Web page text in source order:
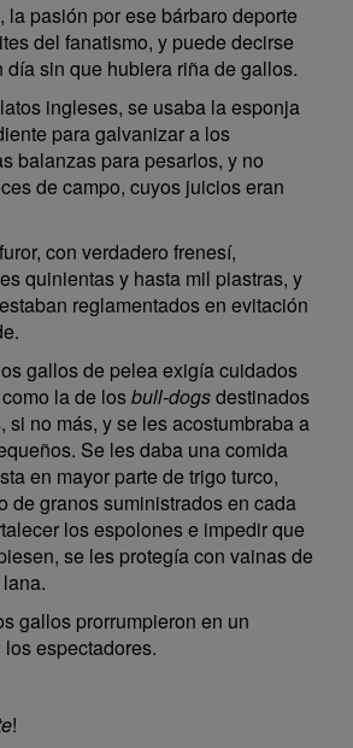
la pasión por ese bárbaro deporte
del fanatismo, y puede decirse
día sin que hubiera riña de gallos.
ingleses, se usaba la esponja
para galvanizar a los
balanzas para pesarlos, y no
de campo, cuyos juicios eran
con verdadero frenesí,
quinientas y hasta mil piastras, y
reglamentados en evitación
gallos de pelea exigía cuidados
la de losbull-dogsdestinados
si no más, y se les acostumbraba a
Se les daba una comida
en mayor parte de trigo turco,
de granos suministrados en cada
los espolones e impedir que
se les protegía con vainas de
gallos prorrumpieron en un
los espectadores.
!